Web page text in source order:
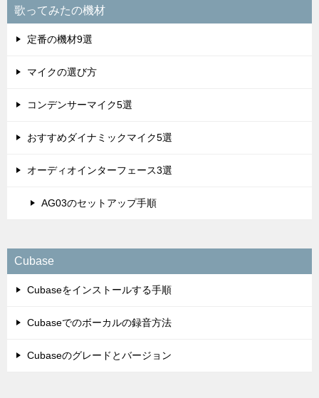
歌ってみたの機材
定番の機材9選
マイクの選び方
コンデンサーマイク5選
おすすめダイナミックマイク5選
オーディオインターフェース3選
AG03のセットアップ手順
Cubase
Cubaseをインストールする手順
Cubaseでのボーカルの録音方法
Cubaseのグレードとバージョン